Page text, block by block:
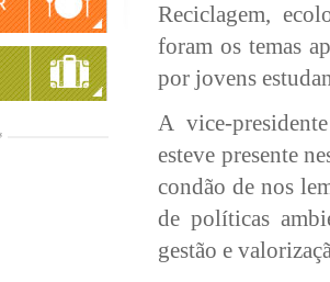
Reciclagem,
foram os temas
por jovens
A vice-
esteve presente
condão de nos
de políticas
gestão e